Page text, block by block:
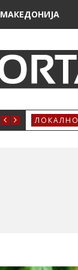
МАКЕДОНИЈА
ЛОКАЛНО